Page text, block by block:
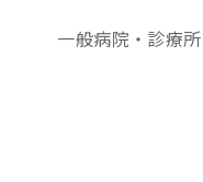
一般病院・診療所